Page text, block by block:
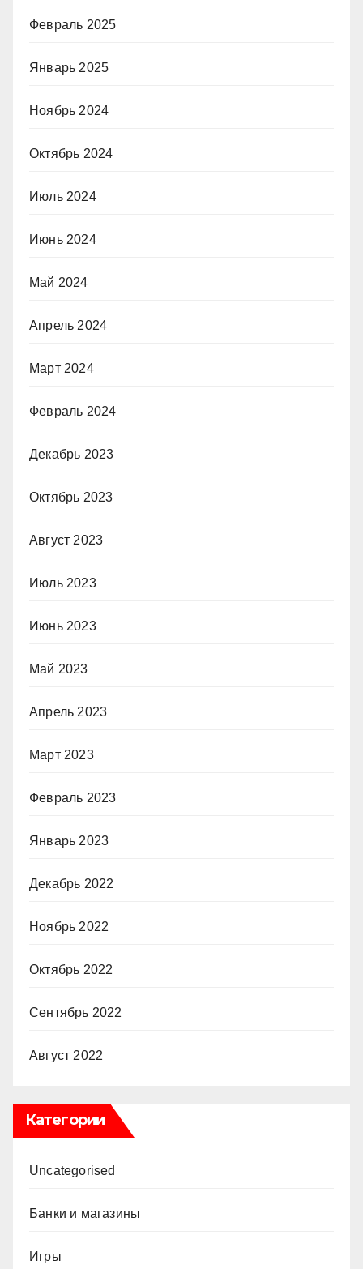
Февраль 2025
Январь 2025
Ноябрь 2024
Октябрь 2024
Июль 2024
Июнь 2024
Май 2024
Апрель 2024
Март 2024
Февраль 2024
Декабрь 2023
Октябрь 2023
Август 2023
Июль 2023
Июнь 2023
Май 2023
Апрель 2023
Март 2023
Февраль 2023
Январь 2023
Декабрь 2022
Ноябрь 2022
Октябрь 2022
Сентябрь 2022
Август 2022
Категории
Uncategorised
Банки и магазины
Игры